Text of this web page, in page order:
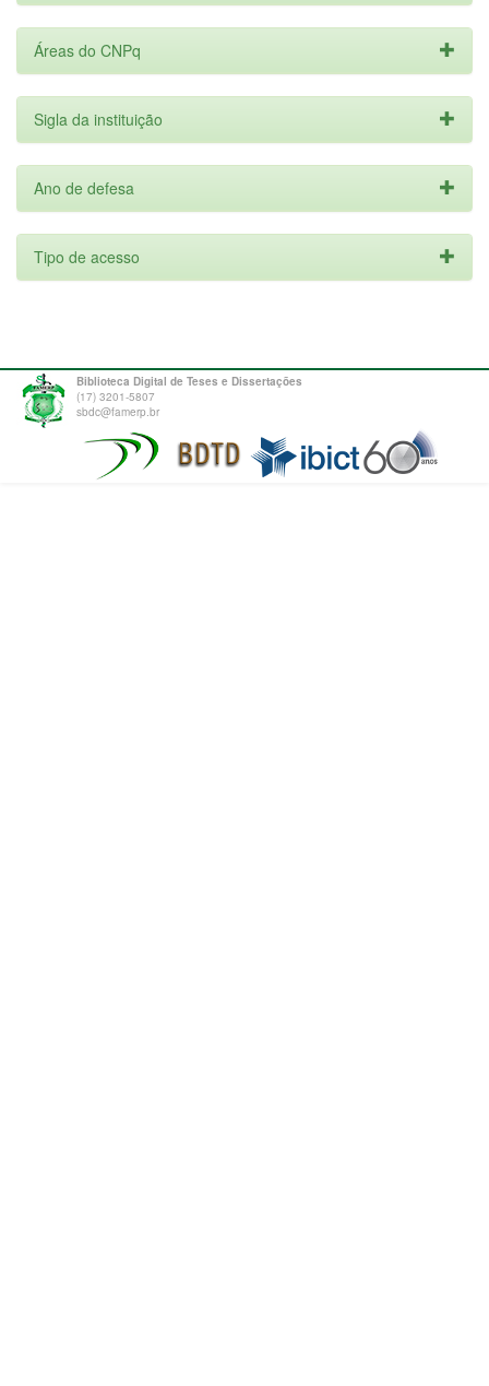
Áreas do CNPq
Sigla da instituição
Ano de defesa
Tipo de acesso
Biblioteca Digital de Teses e Dissertações
(17) 3201-5807
sbdc@famerp.br